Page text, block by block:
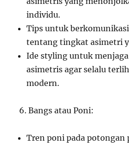
individu.
Tips untuk
tentang tingkat asimetri
Ide styling untuk
asimetris agar selalu
modern.
Bangs atau Poni:
Tren poni pada potongan